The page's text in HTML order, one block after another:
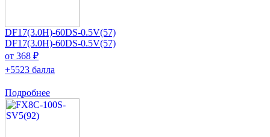
DF17(3.0H)-60DS-0.5V(57)
DF17(3.0H)-60DS-0.5V(57)
от 368 ₽
+5523 балла
Подробнее